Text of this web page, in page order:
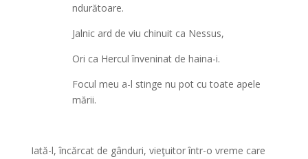
ndurătoare.
Jalnic ard de viu chinuit ca Nessus,
Ori ca Hercul înveninat de haina-i.
Focul meu a-l stinge nu pot cu toate apele
mării.
Iată-l, încărcat de gânduri, vieţuitor într-o vreme care